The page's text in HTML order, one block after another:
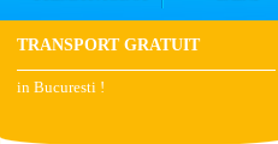
TRANSPORT GRATUIT
in Bucuresti !